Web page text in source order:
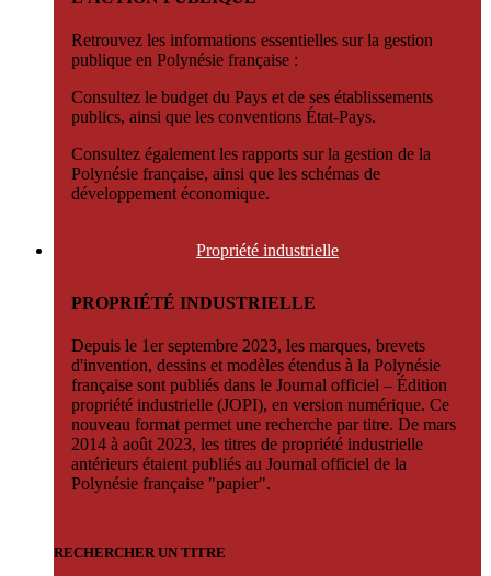
Retrouvez les informations essentielles sur la gestion
publique en Polynésie française :
Consultez le budget du Pays et de ses établissements
publics, ainsi que les conventions État-Pays.
Consultez également les rapports sur la gestion de la
Polynésie française, ainsi que les schémas de
développement économique.
Propriété industrielle
PROPRIÉTÉ INDUSTRIELLE
Depuis le 1er septembre 2023, les marques, brevets
d'invention, dessins et modèles étendus à la Polynésie
française sont publiés dans le Journal officiel – Édition
propriété industrielle (JOPI), en version numérique. Ce
nouveau format permet une recherche par titre. De mars
2014 à août 2023, les titres de propriété industrielle
antérieurs étaient publiés au Journal officiel de la
Polynésie française "papier".
RECHERCHER UN TITRE